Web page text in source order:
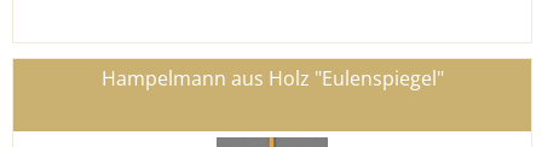
Hampelmann aus Holz "Eulenspiegel"